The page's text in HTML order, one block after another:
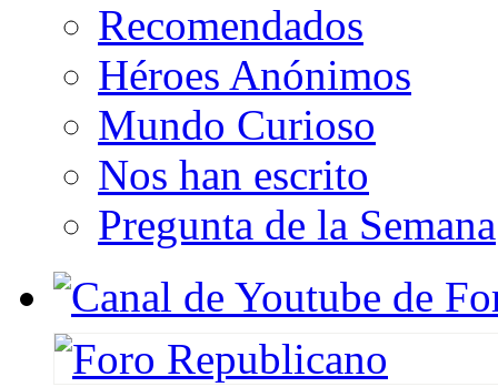
Recomendados
Héroes Anónimos
Mundo Curioso
Nos han escrito
Pregunta de la Semana